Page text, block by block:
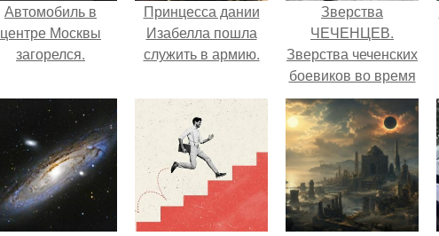
Автомобиль в
центре Москвы
загорелся.
Принцесса дании
Изабелла пошла
служить в армию.
Зверства
ЧЕЧЕНЦЕВ.
Зверства чеченских
боевиков во время
первой чеченской.